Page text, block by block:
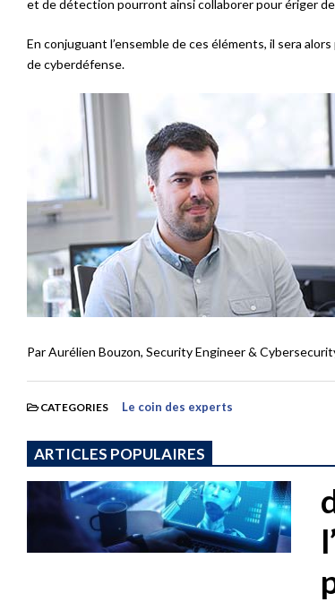
et de détection pourront ainsi collaborer pour ériger
En conjuguant l’ensemble de ces éléments, il sera
de cyberdéfense.
Par Aurélien Bouzon, Security Engineer &
CATEGORIES Le coin des experts
ARTICLES POPULAIRES